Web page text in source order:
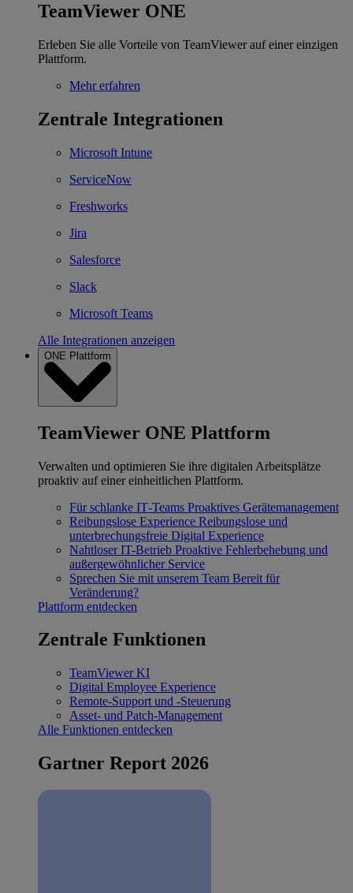
TeamViewer ONE
Erleben Sie alle Vorteile von TeamViewer auf einer einzigen
Plattform.
Mehr erfahren
Zentrale Integrationen
Microsoft Intune
ServiceNow
Freshworks
Jira
Salesforce
Slack
Microsoft Teams
Alle Integrationen anzeigen
ONE Plattform
TeamViewer ONE Plattform
Verwalten und optimieren Sie ihre digitalen Arbeitsplätze
proaktiv auf einer einheitlichen Plattform.
Für schlanke IT‐Teams Proaktives Gerätemanagement
Reibungslose Experience Reibungslose und
unterbrechungsfreie Digital Experience
Nahtloser IT-Betrieb Proaktive Fehlerbehebung und
außergewöhnlicher Service
Sprechen Sie mit unserem Team Bereit für
Veränderung?
Plattform entdecken
Zentrale Funktionen
TeamViewer KI
Digital Employee Experience
Remote-Support und -Steuerung
Asset- und Patch-Management
Alle Funktionen entdecken
Gartner Report 2026